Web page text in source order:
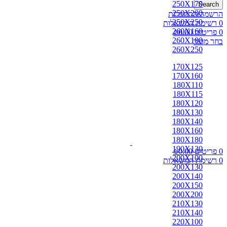
Search
הרשמה/התחברות
0 רשימת המשאלות
0 פריטים ₪0.00
בחר מוצר
0 פריטים ₪0.00
0 רשימת המשאלות
250X170
250X200
250X250
260X160
260X180
260X250
170X125
170X160
180X110
180X115
180X120
180X130
180X140
180X160
180X180
190X130
200X100
200X130
200X140
200X150
200X200
210X130
210X140
220X100